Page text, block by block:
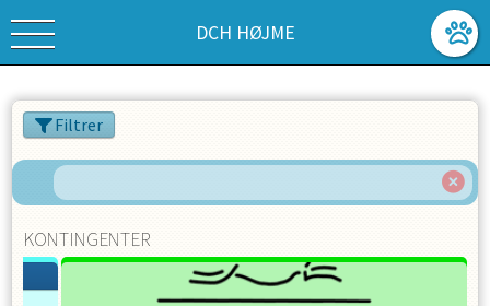
DCH HØJME
Filtrer
KONTINGENTER